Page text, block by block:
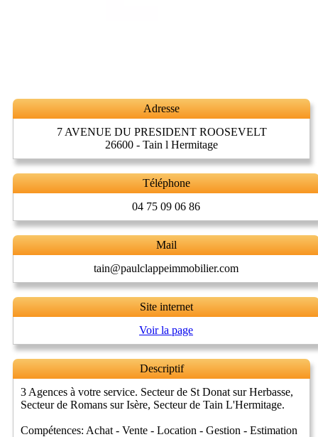
Adresse
7 AVENUE DU PRESIDENT ROOSEVELT
26600 - Tain l Hermitage
Téléphone
04 75 09 06 86
Mail
tain@paulclappeimmobilier.com
Site internet
Voir la page
Descriptif
3 Agences à votre service. Secteur de St Donat sur Herbasse,
Secteur de Romans sur Isère, Secteur de Tain L'Hermitage.
Compétences: Achat - Vente - Location - Gestion - Estimation